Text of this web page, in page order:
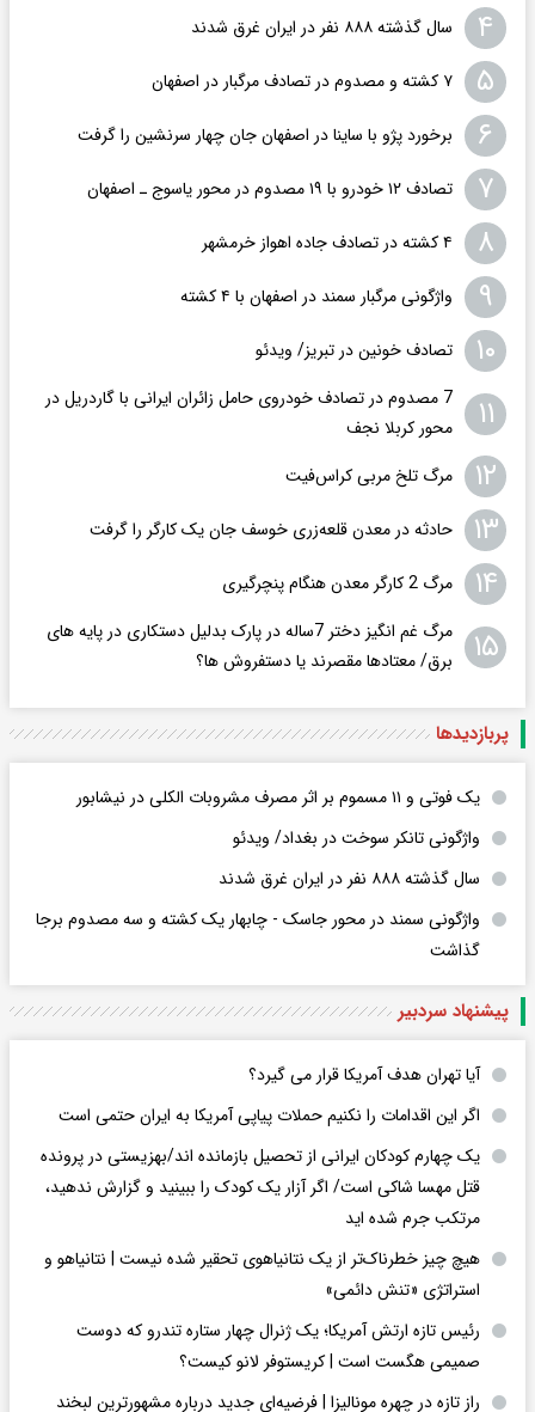
۴ سال گذشته ۸۸۸ نفر در ایران غرق شدند
۵ ۷ کشته و مصدوم در تصادف مرگبار در اصفهان
۶ برخورد پژو با ساینا در اصفهان جان چهار سرنشین را گرفت
۷ تصادف ۱۲ خودرو با ۱۹ مصدوم در محور یاسوج ـ اصفهان
۸ ۴ کشته در تصادف جاده اهواز خرمشهر
۹ واژگونی مرگبار سمند در اصفهان با ۴ کشته
۱۰ تصادف خونین در تبریز/ ویدئو
۱۱
7 مصدوم در تصادف خودروی حامل زائران ایرانی با گاردریل در
محور کربلا نجف
۱۲ مرگ تلخ مربی کراس‌فیت
۱۳ حادثه در معدن قلعه‌زری خوسف جان یک کارگر را گرفت
۱۴ مرگ 2 کارگر معدن هنگام پنچرگیری
۱۵
مرگ غم انگیز دختر 7ساله در پارک بدلیل دستکاری در پایه های
برق/ معتادها مقصرند یا دستفروش ها؟
پربازدید‌ها
یک فوتی و ۱۱ مسموم بر اثر مصرف مشروبات الکلی در نیشابور
واژگونی تانکر سوخت در بغداد/ ویدئو
سال گذشته ۸۸۸ نفر در ایران غرق شدند
واژگونی سمند در محور جاسک - چابهار یک کشته و سه مصدوم برجا
گذاشت
پیشنهاد سردبیر
آیا تهران هدف آمریکا قرار می گیرد؟
اگر این اقدامات را نکنیم حملات پیاپی آمریکا به ایران حتمی است
یک چهارم کودکان ایرانی از تحصیل بازمانده اند/بهزیستی در پرونده
قتل مهسا شاکی است/ اگر آزار یک کودک را ببینید و گزارش ندهید،
مرتکب جرم شده اید
هیچ چیز خطرناک‌تر از یک نتانیاهوی تحقیر شده نیست | نتانیاهو و
استراتژی «تنش دائمی»
رئیس تازه ارتش آمریکا؛ یک ژنرال چهار ستاره تندرو که دوست
صمیمی هگست است | کریستوفر لانو کیست؟
راز تازه در چهره مونالیزا | فرضیه‌ای جدید درباره مشهورترین لبخند